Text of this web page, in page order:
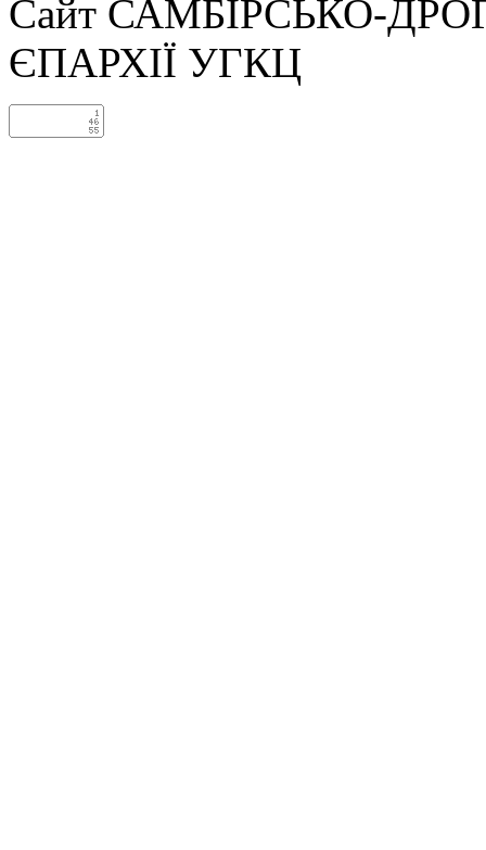
Сайт САМБІРСЬКО-
ЄПАРХІЇ УГКЦ